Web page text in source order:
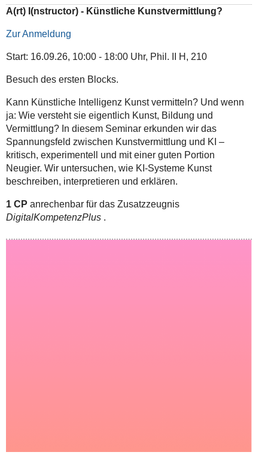
A(rt) I(nstructor) - Künstliche Kunstvermittlung?
Zur Anmeldung
Start: 16.09.26, 10:00 - 18:00 Uhr, Phil. II H, 210
Besuch des ersten Blocks.
Kann Künstliche Intelligenz Kunst vermitteln? Und wenn
ja: Wie versteht sie eigentlich Kunst, Bildung und
Vermittlung? In diesem Seminar erkunden wir das
Spannungsfeld zwischen Kunstvermittlung und KI –
kritisch, experimentell und mit einer guten Portion
Neugier. Wir untersuchen, wie KI-Systeme Kunst
beschreiben, interpretieren und erklären.
1 CP anrechenbar für das Zusatzzeugnis
DigitalKompetenzPlus .